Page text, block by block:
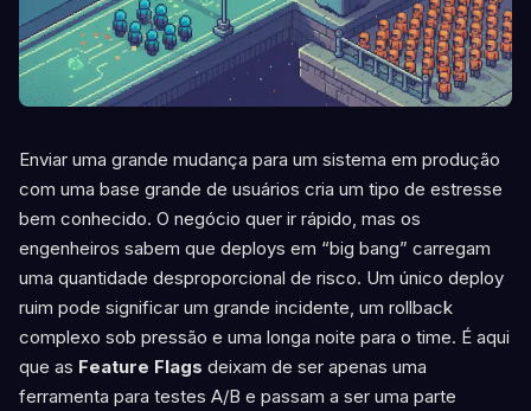
Enviar uma grande mudança para um sistema em produção
com uma base grande de usuários cria um tipo de estresse
bem conhecido. O negócio quer ir rápido, mas os
engenheiros sabem que deploys em “big bang” carregam
uma quantidade desproporcional de risco. Um único deploy
ruim pode significar um grande incidente, um rollback
complexo sob pressão e uma longa noite para o time. É aqui
que as Feature Flags deixam de ser apenas uma
ferramenta para testes A/B e passam a ser uma parte